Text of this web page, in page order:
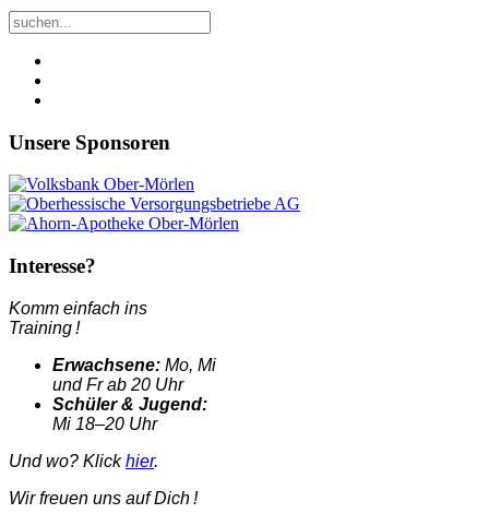
Unsere Sponsoren
Interesse?
Komm einfach ins
Training !
Erwachsene: Mo, Mi
und Fr ab 20 Uhr
Schüler & Jugend:
Mi 18–20 Uhr
Und wo? Klickhier.
Wir freuen uns auf Dich !